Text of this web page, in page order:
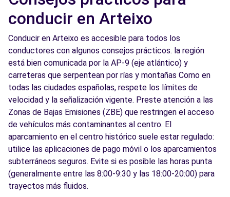
conducir en Arteixo
Conducir en Arteixo es accesible para todos los
conductores con algunos consejos prácticos. la región
está bien comunicada por la AP-9 (eje atlántico) y
carreteras que serpentean por rías y montañas Como en
todas las ciudades españolas, respete los límites de
velocidad y la señalización vigente. Preste atención a las
Zonas de Bajas Emisiones (ZBE) que restringen el acceso
de vehículos más contaminantes al centro. El
aparcamiento en el centro histórico suele estar regulado:
utilice las aplicaciones de pago móvil o los aparcamientos
subterráneos seguros. Evite si es posible las horas punta
(generalmente entre las 8:00-9:30 y las 18:00-20:00) para
trayectos más fluidos.